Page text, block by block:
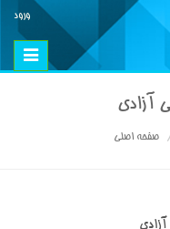
ورود
Toggle
آزادی
صفحه اصلی